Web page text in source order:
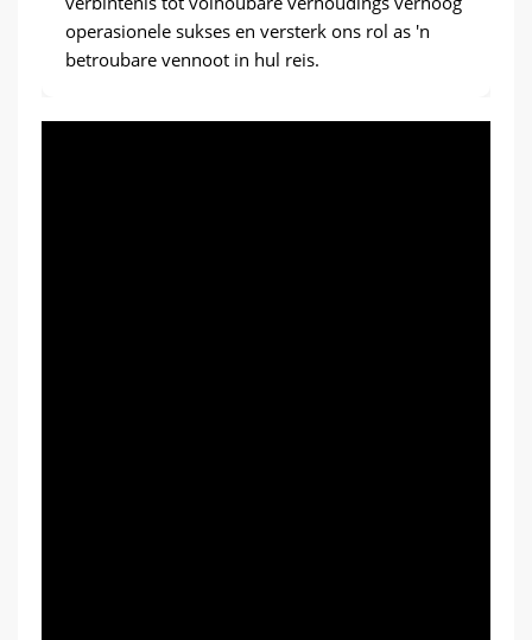
operasionele sukses en versterk ons ​​rol as 'n
betroubare vennoot in hul reis.